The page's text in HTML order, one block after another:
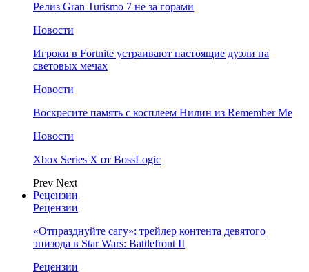
Релиз Gran Turismo 7 не за горами
Новости
Игроки в Fortnite устраивают настоящие дуэли на
световых мечах
Новости
Воскресите память с косплеем Нилин из Remember Me
Новости
Xbox Series X от BossLogic
Prev Next
Рецензии
Рецензии
«Отпразднуйте сагу»: трейлер контента девятого
эпизода в Star Wars: Battlefront II
Рецензии